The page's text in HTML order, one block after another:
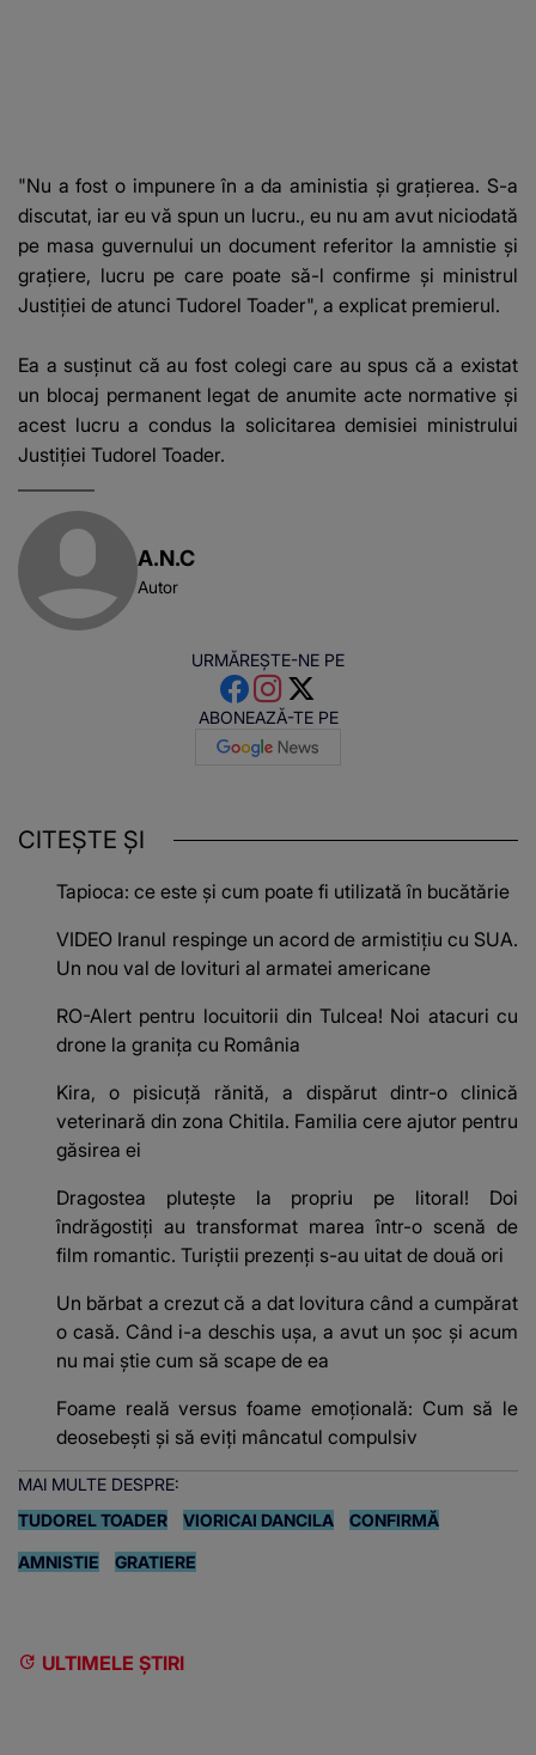
"Nu a fost o impunere în a da aministia şi graţierea. S-a
discutat, iar eu vă spun un lucru., eu nu am avut niciodată
pe masa guvernului un document referitor la amnistie şi
graţiere, lucru pe care poate să-l confirme şi ministrul
Justiţiei de atunci Tudorel Toader", a explicat premierul.
Ea a susţinut că au fost colegi care au spus că a existat
un blocaj permanent legat de anumite acte normative şi
acest lucru a condus la solicitarea demisiei ministrului
Justiţiei Tudorel Toader.
A.N.C
Autor
URMĂREȘTE-NE PE
ABONEAZĂ-TE PE
CITEȘTE ȘI
Tapioca: ce este și cum poate fi utilizată în bucătărie
VIDEO Iranul respinge un acord de armistițiu cu SUA.
Un nou val de lovituri al armatei americane
RO-Alert pentru locuitorii din Tulcea! Noi atacuri cu
drone la granița cu România
Kira, o pisicuță rănită, a dispărut dintr-o clinică
veterinară din zona Chitila. Familia cere ajutor pentru
găsirea ei
Dragostea plutește la propriu pe litoral! Doi
îndrăgostiți au transformat marea într-o scenă de
film romantic. Turiștii prezenți s-au uitat de două ori
Un bărbat a crezut că a dat lovitura când a cumpărat
o casă. Când i-a deschis ușa, a avut un șoc și acum
nu mai știe cum să scape de ea
Foame reală versus foame emoțională: Cum să le
deosebești și să eviți mâncatul compulsiv
MAI MULTE DESPRE:
TUDOREL TOADER
VIORICAI DANCILA CONFIRMĂ
AMNISTIE GRATIERE
ULTIMELE ȘTIRI